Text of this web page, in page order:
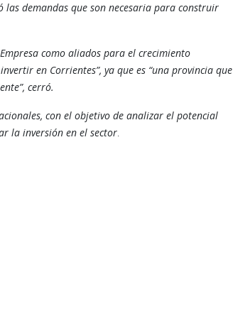
las demandas que son necesaria para construir
como aliados para el crecimiento
en Corrientes”, ya que es “una provincia que
cerró.
con el objetivo de analizar el potencial
la inversión en el sector.